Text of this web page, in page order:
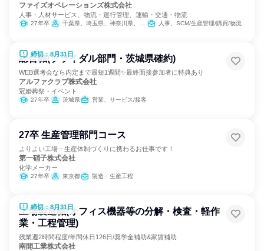
ファイズオペレーションズ株式会社
人事・人材サービス、物流・運行管理、運輸・交通・物流
27年卒 千葉県、埼玉県、神奈川県、大阪府、愛知県 人事、SCM/生産管理/購買/物流
締切：8月31日
総合職(ブライダル部門・茨城県確約)
WEB選考会なら内定まで最短1週間✨最終面接参加者に特典あり
アルファクラブ株式会社
冠婚葬祭・イベント
27年卒 茨城県 営業、サービス/接客
27卒 生産管理部門コース
よりよい工場・生産体制づくりに携わるお仕事です！
第一硝子株式会社
化学メーカー
27年卒 東京都 製造・生産工程
締切：8月31日
工場製造職(オフィス機器等の分解・検査・軽作
業・工程管理)
残業週2時間程度/年間休日126日/奨学金補助&家賃補助
南開工業株式会社